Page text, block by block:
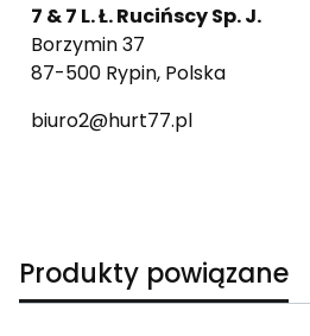
7 & 7 L. Ł. Rucińscy Sp. J.
Borzymin 37
87-500 Rypin, Polska
biuro2@hurt77.pl
Produkty powiązane